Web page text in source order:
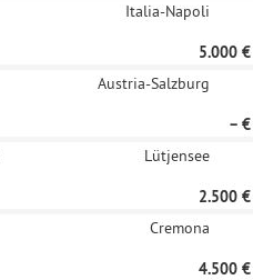
Italia-Napoli
5.000 €
Austria-Salzburg
– €
Lütjensee
2.500 €
Cremona
4.500 €